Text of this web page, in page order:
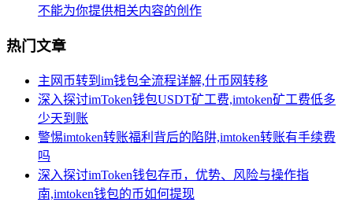
不能为你提供相关内容的创作
热门文章
主网币转到im钱包全流程详解,什币网转移
深入探讨imToken钱包USDT矿工费,imtoken矿工费低多
少天到账
警惕imtoken转账福利背后的陷阱,imtoken转账有手续费
吗
深入探讨imToken钱包存币，优势、风险与操作指
南,imtoken钱包的币如何提现